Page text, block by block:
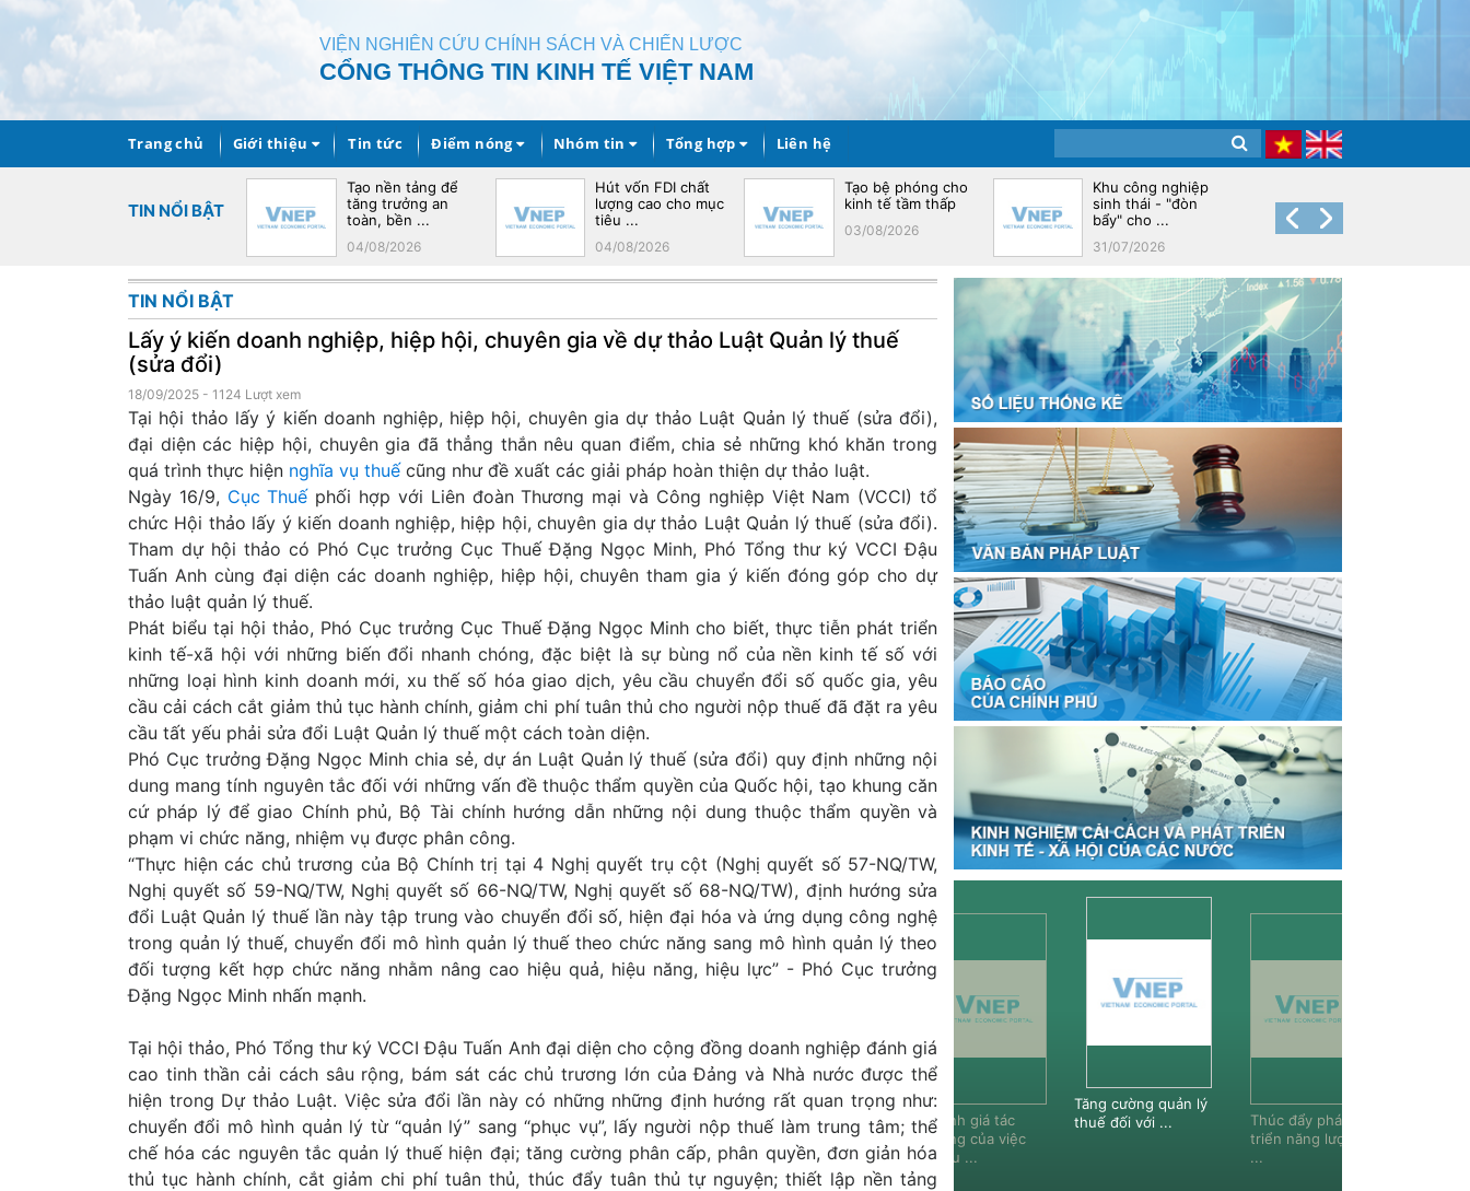
VIỆN NGHIÊN CỨU CHÍNH SÁCH VÀ CHIẾN LƯỢC
CỔNG THÔNG TIN KINH TẾ VIỆT NAM
Trang chủ Giới thiệu Tin tức Điểm nóng Nhóm tin Tổng hợp Liên hệ
TIN NỔI BẬT
cung ứng toàn cầu
Tạo nền tảng để
tăng trưởng an
toàn, bền ...
04/08/2026
Hút vốn FDI chất
lượng cao cho mục
tiêu ...
04/08/2026
Tạo bệ phóng cho
kinh tế tầm thấp
03/08/2026
Khu công nghiệp
sinh thái - "đòn
bẩy" cho ...
31/07/2026
cấu doanh nghiệp
TIN NỔI BẬT
Lấy ý kiến doanh nghiệp, hiệp hội, chuyên gia về dự thảo Luật Quản lý thuế
(sửa đổi)
18/09/2025 - 1124 Lượt xem
Tại hội thảo lấy ý kiến doanh nghiệp, hiệp hội, chuyên gia dự thảo Luật Quản lý thuế (sửa đổi),
đại diện các hiệp hội, chuyên gia đã thẳng thắn nêu quan điểm, chia sẻ những khó khăn trong
quá trình thực hiện nghĩa vụ thuếcũng như đề xuất các giải pháp hoàn thiện dự thảo luật.
Ngày 16/9, Cục Thuếphối hợp với Liên đoàn Thương mại và Công nghiệp Việt Nam (VCCI) tổ
chức Hội thảo lấy ý kiến doanh nghiệp, hiệp hội, chuyên gia dự thảo Luật Quản lý thuế (sửa đổi).
Tham dự hội thảo có Phó Cục trưởng Cục Thuế Đặng Ngọc Minh, Phó Tổng thư ký VCCI Đậu
Tuấn Anh cùng đại diện các doanh nghiệp, hiệp hội, chuyên tham gia ý kiến đóng góp cho dự
thảo luật quản lý thuế.
Phát biểu tại hội thảo, Phó Cục trưởng Cục Thuế Đặng Ngọc Minh cho biết, thực tiễn phát triển
kinh tế-xã hội với những biến đổi nhanh chóng, đặc biệt là sự bùng nổ của nền kinh tế số với
những loại hình kinh doanh mới, xu thế số hóa giao dịch, yêu cầu chuyển đổi số quốc gia, yêu
cầu cải cách cắt giảm thủ tục hành chính, giảm chi phí tuân thủ cho người nộp thuế đã đặt ra yêu
cầu tất yếu phải sửa đổi Luật Quản lý thuế một cách toàn diện.
Phó Cục trưởng Đặng Ngọc Minh chia sẻ, dự án Luật Quản lý thuế (sửa đổi) quy định những nội
dung mang tính nguyên tắc đối với những vấn đề thuộc thẩm quyền của Quốc hội, tạo khung căn
cứ pháp lý để giao Chính phủ, Bộ Tài chính hướng dẫn những nội dung thuộc thẩm quyền và
phạm vi chức năng, nhiệm vụ được phân công.
“Thực hiện các chủ trương của Bộ Chính trị tại 4 Nghị quyết trụ cột (Nghị quyết số 57-NQ/TW,
Nghị quyết số 59-NQ/TW, Nghị quyết số 66-NQ/TW, Nghị quyết số 68-NQ/TW), định hướng sửa
đổi Luật Quản lý thuế lần này tập trung vào chuyển đổi số, hiện đại hóa và ứng dụng công nghệ
trong quản lý thuế, chuyển đổi mô hình quản lý thuế theo chức năng sang mô hình quản lý theo
đối tượng kết hợp chức năng nhằm nâng cao hiệu quả, hiệu năng, hiệu lực” - Phó Cục trưởng
Đặng Ngọc Minh nhấn mạnh.
Tại hội thảo, Phó Tổng thư ký VCCI Đậu Tuấn Anh đại diện cho cộng đồng doanh nghiệp đánh giá
cao tinh thần cải cách sâu rộng, bám sát các chủ trương lớn của Đảng và Nhà nước được thể
hiện trong Dự thảo Luật. Việc sửa đổi lần này có những những định hướng rất quan trọng như:
chuyển đổi mô hình quản lý từ “quản lý” sang “phục vụ”, lấy người nộp thuế làm trung tâm; thể
chế hóa các nguyên tắc quản lý thuế hiện đại; tăng cường phân cấp, phân quyền, đơn giản hóa
thủ tục hành chính, cắt giảm chi phí tuân thủ, thúc đẩy tuân thủ tự nguyện; thiết lập nền tảng
Phát triển tín
dụng xanh vì
mục ...
Vai trò của tài
chính khí hậu ...
Ảnh hưởng của
chuyển đổi công
...
Tác động của nợ
công đến tăng
...
Tác động của
Fintech tới hiệu
...
Đánh giá tác
động của việc
điều ...
Tăng cường quản lý
thuế đối với ...
Thúc đẩy phát
triển năng lượng
...